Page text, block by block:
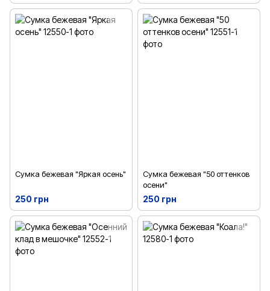
Сумка бежевая "Яркая осень"
250 грн
Сумка бежевая "50 оттенков
осени"
250 грн